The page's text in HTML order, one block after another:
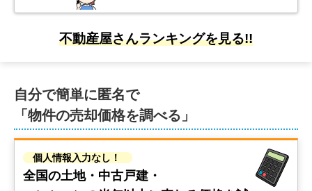
不動産屋さんランキングを見る!!
自分で簡単に匿名で
「物件の売却価格を調べる」
個人情報入力なし！
全国の土地・中古戸建・